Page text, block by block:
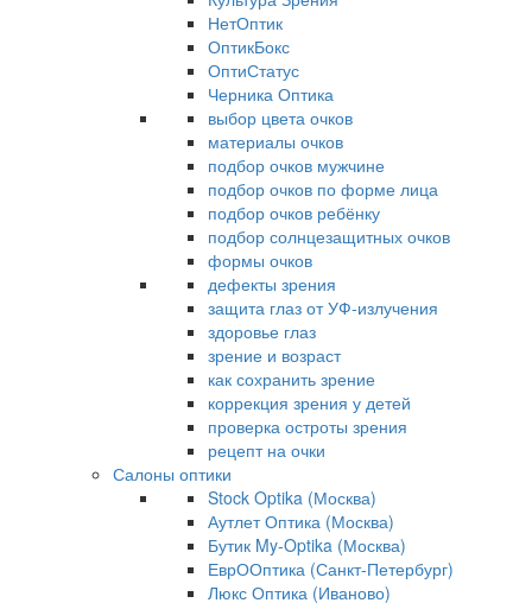
НетОптик
ОптикБокс
ОптиСтатус
Черника Оптика
выбор цвета очков
материалы очков
подбор очков мужчине
подбор очков по форме лица
подбор очков ребёнку
подбор солнцезащитных очков
формы очков
дефекты зрения
защита глаз от УФ-излучения
здоровье глаз
зрение и возраст
как сохранить зрение
коррекция зрения у детей
проверка остроты зрения
рецепт на очки
Салоны оптики
Stock Optika (Москва)
Аутлет Оптика (Москва)
Бутик My-Optika (Москва)
ЕврООптика (Санкт-Петербург)
Люкс Оптика (Иваново)